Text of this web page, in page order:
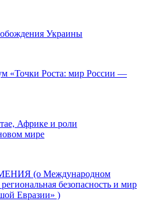
Украины
«Точки Роста: мир России —
Африке и роли
мире
(о Международном
безопасность и мир
Евразии» )